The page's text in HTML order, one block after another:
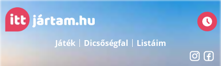
Játék Dicsőségfal Listáim